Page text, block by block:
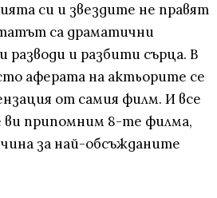
си и звездите не правят
са драматични
разводи и разбити сърца. В
аферата на актьорите се
от самия филм. И все
ви припомним 8-те филма,
за най-обсъжданите